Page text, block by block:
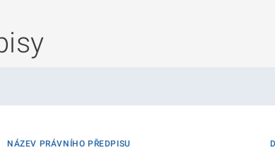
NÁZEV PRÁVNÍHO PŘEDPISU